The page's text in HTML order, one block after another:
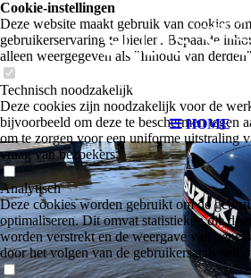
HOME
Cookie-instellingen
Deze website maakt gebruik van cookies
gebruikerservaring te bieden. Bepaalde
alleen weergegeven als "Inhoud van
Technisch noodzakelijk
Deze cookies zijn noodzakelijk voor de
bijvoorbeeld om deze te beschermen tegen
om te zorgen voor een uniforme uitstraling
vraag van bezoekers.
Analytisch
Deze cookies worden gebruikt om de
optimaliseren. Dit omvat statistieken die
worden verstrekt en de weergave van
door het volgen van de gebruikersactiviteit